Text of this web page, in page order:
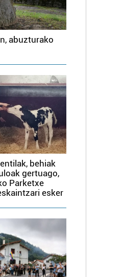
abuzturako
behiak
gertuago,
Parketxe
esker